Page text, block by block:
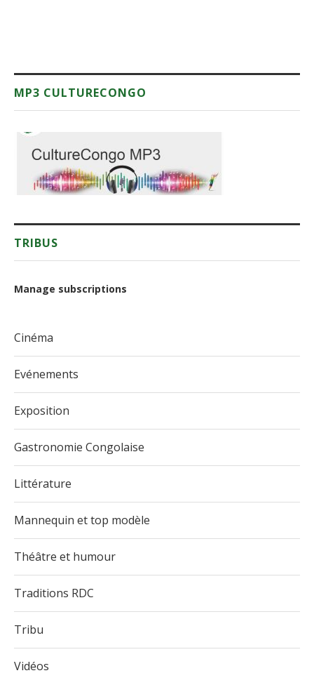
MP3 CULTURECONGO
TRIBUS
Manage subscriptions
Cinéma
Evénements
Exposition
Gastronomie Congolaise
Littérature
Mannequin et top modèle
Théâtre et humour
Traditions RDC
Tribu
Vidéos